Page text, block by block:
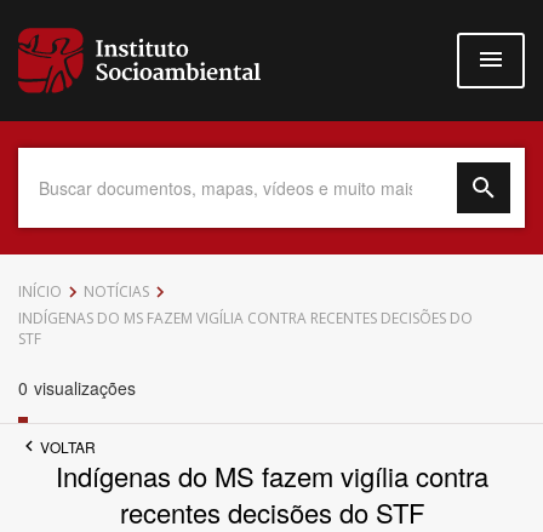
para
conteúdo
Data do Documento
INÍCIO
NOTÍCIAS
INDÍGENAS DO MS FAZEM VIGÍLIA CONTRA RECENTES DECISÕES DO
STF
0 visualizações
VOLTAR
Indígenas do MS fazem vigília contra
recentes decisões do STF